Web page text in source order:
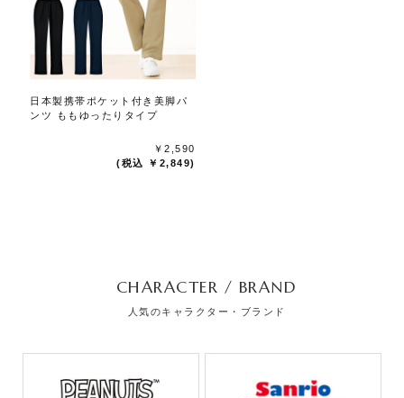
日本製携帯ポケット付き美脚パ
ンツ ももゆったりタイプ
￥2,590
(税込 ￥2,849)
CHARACTER / BRAND
人気のキャラクター・ブランド